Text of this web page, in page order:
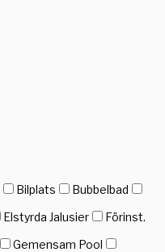
Bilplats
Bubbelbad
Elstyrda Jalusier
Förinst.
Gemensam Pool